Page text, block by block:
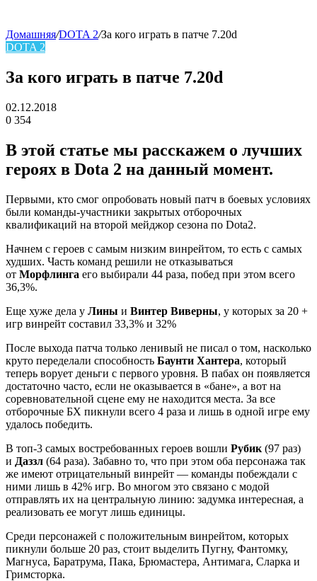
skin
Домашняя/DOTA 2/За кого играть в патче 7.20d
DOTA 2
За кого играть в патче 7.20d
02.12.2018
0 354
В этой статье мы расскажем о лучших
героях в Dota 2 на данный момент.
Первыми, кто смог опробовать новый патч в боевых условиях
были команды-участники закрытых отборочных
квалификаций на второй мейджор сезона по Dota2.
Начнем с героев с самым низким винрейтом, то есть с самых
худших. Часть команд решили не отказываться
от Морфлинга его выбирали 44 раза, побед при этом всего
36,3%.
Еще хуже дела у Лины и Винтер Виверны, у которых за 20 +
игр винрейт составил 33,3% и 32%
После выхода патча только ленивый не писал о том, насколько
круто переделали способность Баунти Хантера, который
теперь ворует деньги с первого уровня. В пабах он появляется
достаточно часто, если не оказывается в «бане», а вот на
соревновательной сцене ему не находится места. За все
отборочные БХ пикнули всего 4 раза и лишь в одной игре ему
удалось победить.
В топ-3 самых востребованных героев вошли Рубик (97 раз)
и Даззл (64 раза). Забавно то, что при этом оба персонажа так
же имеют отрицательный винрейт — команды побеждали с
ними лишь в 42% игр. Во многом это связано с модой
отправлять их на центральную линию: задумка интересная, а
реализовать ее могут лишь единицы.
Среди персонажей с положительным винрейтом, которых
пикнули больше 20 раз, стоит выделить Пугну, Фантомку,
Магнуса, Баратрума, Пака, Брюмастера, Антимага, Сларка и
Гримсторка.